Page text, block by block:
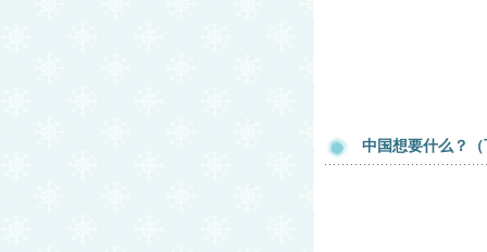
中国想要什么？